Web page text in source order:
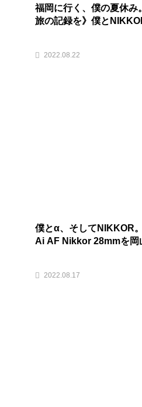
福岡に行く、僕の夏休み
旅の記録を》僕と
2022.08.22
僕とα、そしてNIKKOR
Ai AF Nikkor 28mmを岡
2022.08.17